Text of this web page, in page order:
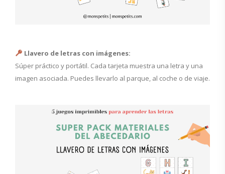
Llavero de letras con imágenes:
Súper práctico y portátil. Cada tarjeta muestra una letra y una
imagen asociada. Puedes llevarlo al parque, al coche o de viaje.